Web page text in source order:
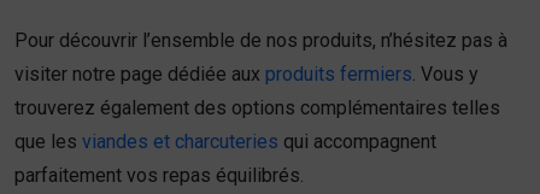
Pour découvrir l’ensemble de nos produits, n’hésitez pas à
visiter notre page dédiée aux produits fermiers . Vous y
trouverez également des options complémentaires telles
que les viandes et charcuteries qui accompagnent
parfaitement vos repas équilibrés.